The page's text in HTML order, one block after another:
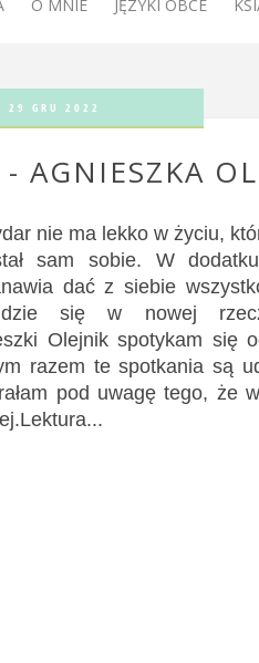
O MNIE JĘZYKI OBCE
29 GRU 2022
AGNIESZKA
nie ma lekko w życiu,
sam sobie. W
dać z siebie
się w nowej
Olejnik spotykam się
razem te spotkania są
pod uwagę tego, że